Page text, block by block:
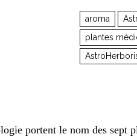
aroma
plantes
portent le nom des sept